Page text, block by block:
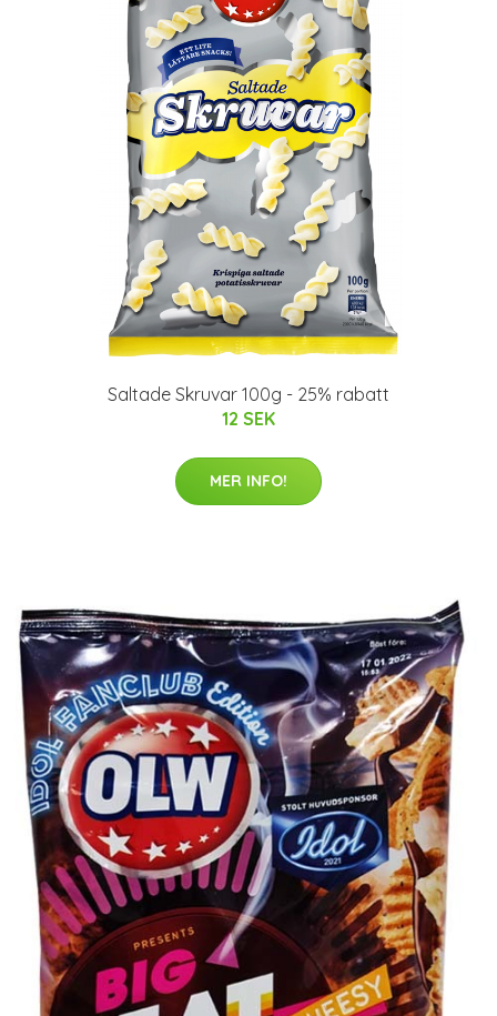
Saltade Skruvar 100g - 25% rabatt
12 SEK
MER INFO!